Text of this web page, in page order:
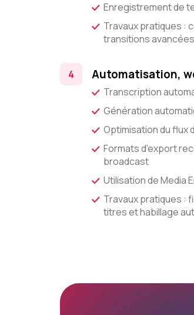
Enregistrement de
Travaux pratiques :
transitions avancées
Automatisation,
Transcription
Génération
Optimisation du flux
Formats d'export
broadcast
Utilisation de Media
Travaux pratiques :
titres et habillage